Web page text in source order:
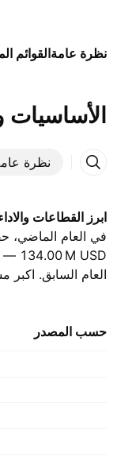
نظرة عامةالقوائم
الأساسيات
نظرة
ابرز القطاعات
حسب المصدر